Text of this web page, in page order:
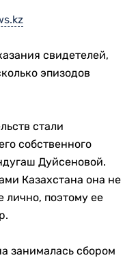
свидетелей,
эпизодов
стали
собственного
Дуйсеновой.
Казахстана она не
лично, поэтому ее
занималась сбором